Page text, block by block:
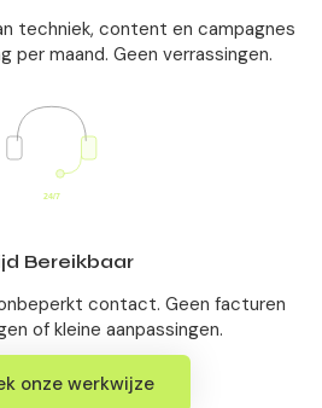
techniek, content en campagnes
per maand. Geen verrassingen.
Bereikbaar
contact. Geen facturen
of kleine aanpassingen.
onze werkwijze